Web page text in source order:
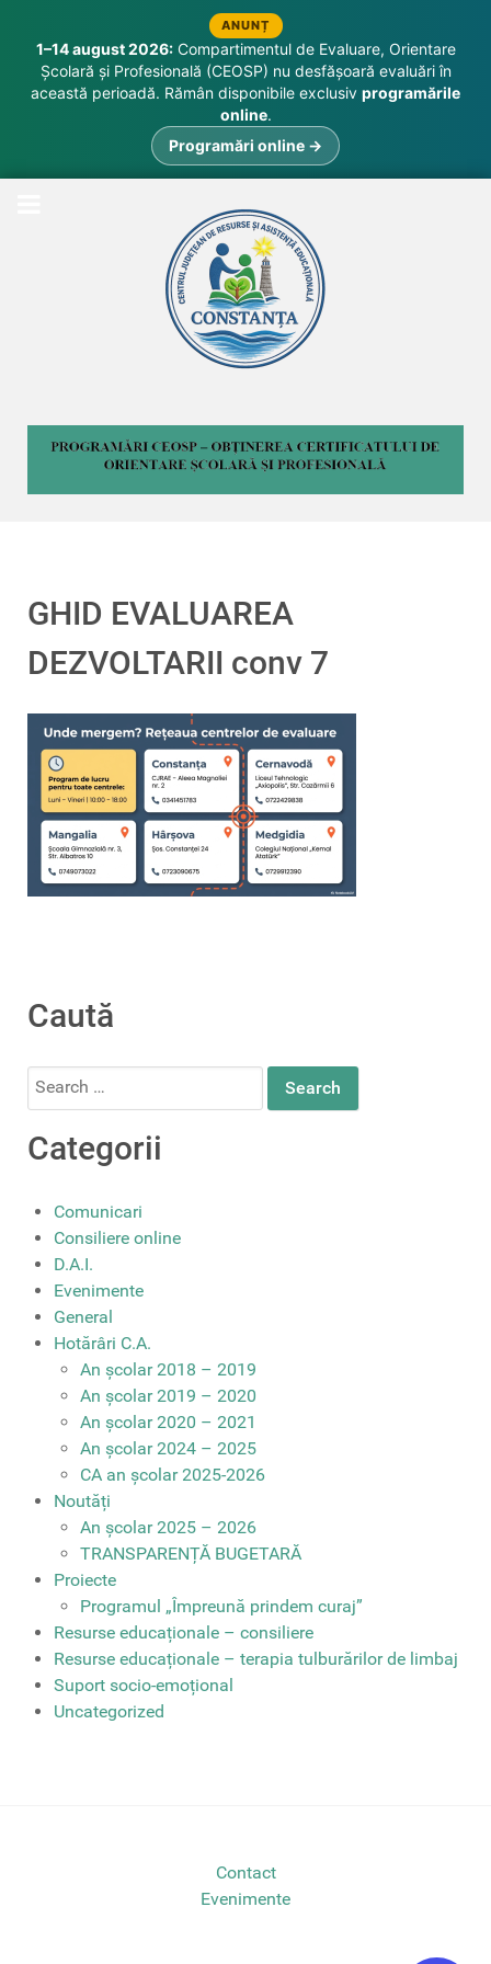
ANUNȚ
1–14 august 2026:Compartimentul de Evaluare, Orientare
Școlară și Profesională (CEOSP) nu desfășoară evaluări în
această perioadă. Rămân disponibile exclusiv programările
online.
Programări online →
GHID EVALUAREA
DEZVOLTARII conv 7
Caută
Search
Categorii
Comunicari
Consiliere online
D.A.I.
Evenimente
General
Hotărâri C.A.
An școlar 2018 – 2019
An școlar 2019 – 2020
An școlar 2020 – 2021
An școlar 2024 – 2025
CA an școlar 2025-2026
Noutăți
An școlar 2025 – 2026
TRANSPARENȚĂ BUGETARĂ
Proiecte
Programul „Împreună prindem curaj”
Resurse educaționale – consiliere
Resurse educaționale – terapia tulburărilor de limbaj
Suport socio-emoțional
Uncategorized
Contact
Evenimente